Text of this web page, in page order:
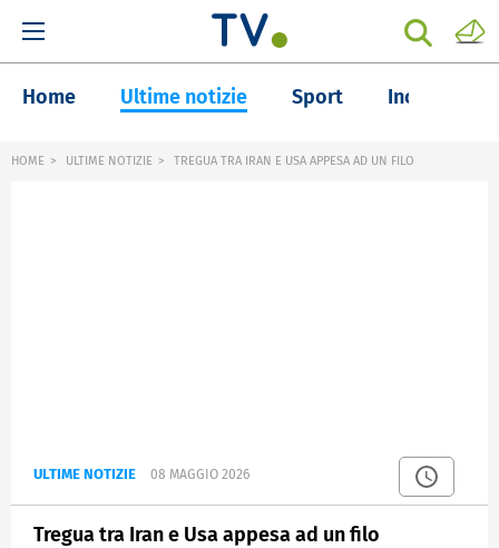
Home Ultime notizie Sport Inchieste
HOME ULTIME NOTIZIE TREGUA TRA IRAN E USA APPESA AD UN FILO
ULTIME NOTIZIE 08 MAGGIO 2026
Tregua tra Iran e Usa appesa ad un filo